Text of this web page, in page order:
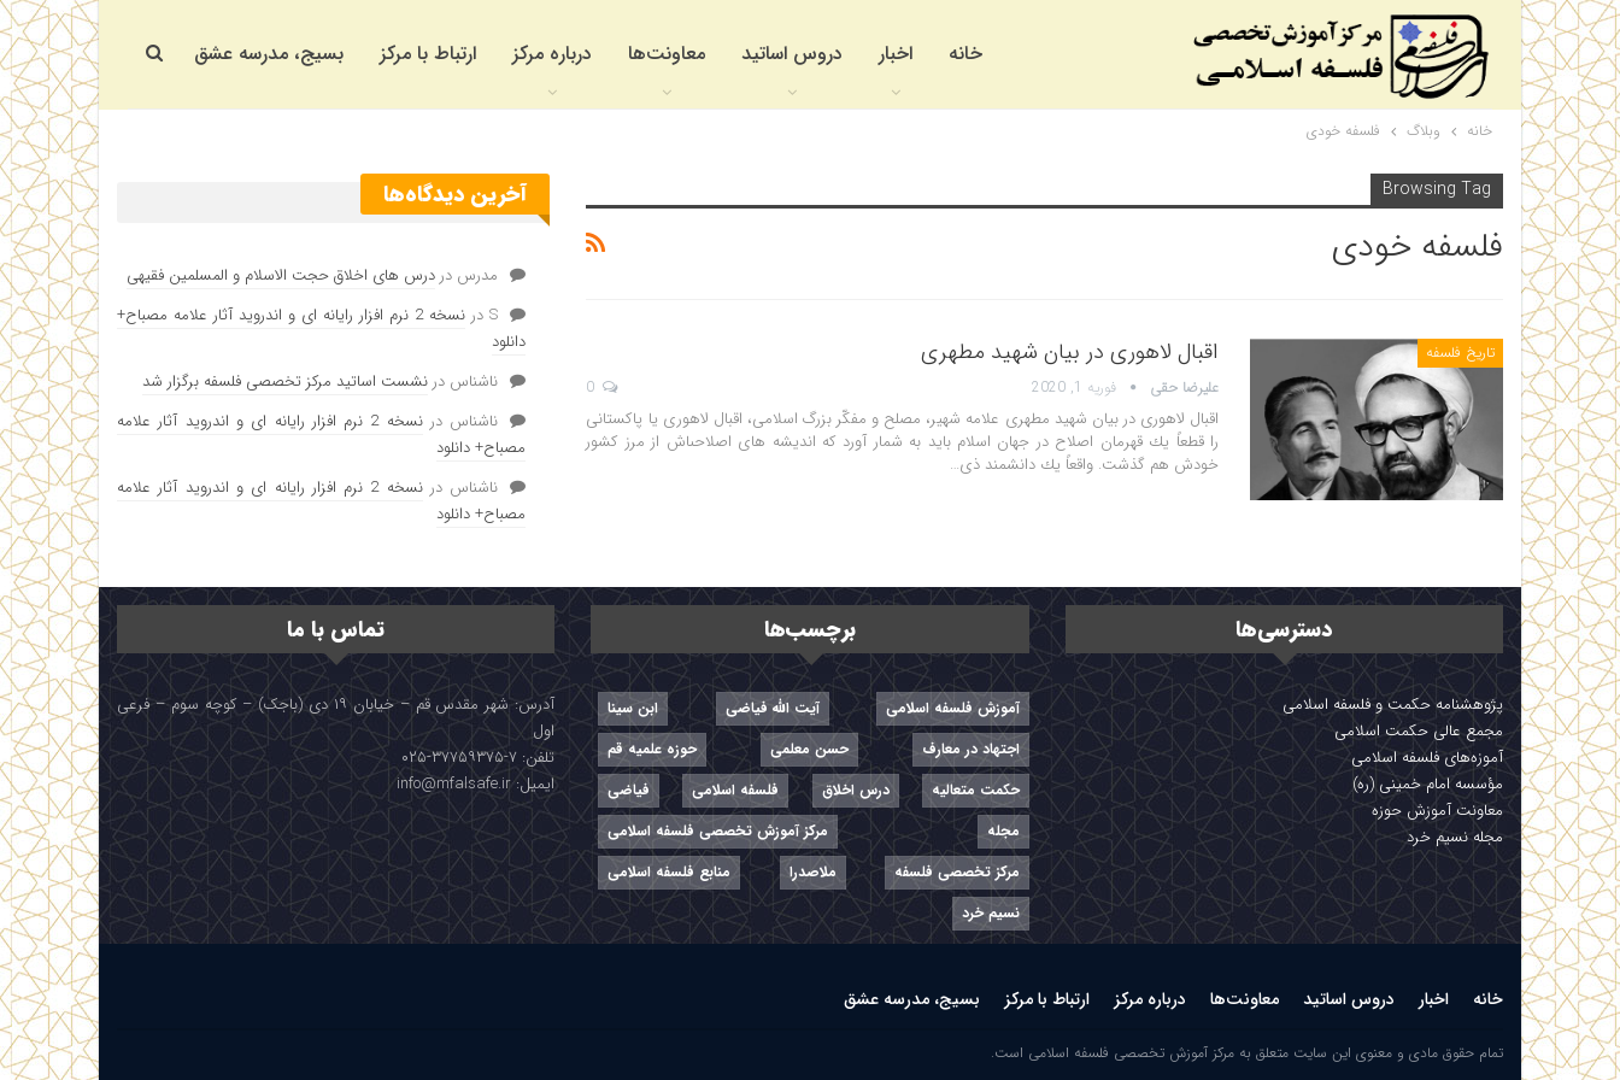
خانه اخبار دروس اساتید معاونت‌ها درباره مرکز ارتباط با مرکز بسیج، مدرسه عشق
خانه وبلاگ فلسفه خودی
Browsing Tag
فلسفه خودی
تاریخ فلسفه اقبال لاهوری در بیان شهید مطهری
علیرضا حقی فوریه 1, 2020
اقبال لاهوری در بیان شهید مطهری علامه شهير، مصلح و مفكّر بزرگ اسلامى، اقبال لاهورى‏ یا پاكستانى
را قطعاً يك قهرمان اصلاح در جهان اسلام بايد به شمار آورد كه انديشه‏ هاى اصلاحى‏اش از مرز كشور
خودش هم گذشت. واقعاً يك دانشمند ذى…
آخرین دیدگاه‌ها
مدرس در درس های اخلاق حجت الاسلام و المسلمین فقیهی
Sدر
نسخه 2 نرم افزار رایانه ای و اندروید آثار علامه مصباح+
دانلود
ناشناس در نشست اساتید مرکز تخصصی فلسفه برگزار شد
ناشناس در
نسخه 2 نرم افزار رایانه ای و اندروید آثار علامه
مصباح+ دانلود
ناشناس در
نسخه 2 نرم افزار رایانه ای و اندروید آثار علامه
مصباح+ دانلود
دسترسی‌ها
پژوهشنامه حکمت و فلسفه اسلامی
مجمع عالی حکمت اسلامی
آموزه‌های فلسفه اسلامی
مؤسسه امام خمینی (ره)
معاونت آموزش حوزه
مجله نسیم خرد
برچسب‌ها
آموزش فلسفه اسلامی آیت الله فیاضی
ابن سینا
اجتهاد در معارف
حسن معلمی
حوزه علمیه قم
حکمت متعالیه
درس اخلاق فلسفه اسلامی
فیاضی
مجله
مرکز آموزش تخصصی فلسفه اسلامی
مرکز تخصصی فلسفه
ملاصدرا
منابع فلسفه اسلامی
نسیم خرد
تماس با ما
آدرس: شهر مقدس قم – خیابان ۱۹ دی (باجک) – کوچه سوم – فرعی
اول
تلفن: ۷-۳۷۷۵۹۳۷۵-۰۲۵
ایمیل: info@mfalsafe.ir
خانه اخبار دروس اساتید معاونت‌ها درباره مرکز ارتباط با مرکز بسیج، مدرسه عشق
تمام حقوق مادی و معنوی این سایت متعلق به مرکز آموزش تخصصی فلسفه اسلامی است.